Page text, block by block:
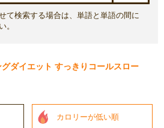
て検索する場合は、単語と単語の間に
。
グダイエット すっきりコールスロー
カロリーが低い順